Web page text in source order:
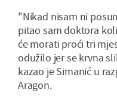
"Nikad nisam ni
pitao sam doktora
će morati proći tri
odužilo jer se krvna
kazao je Simanić u
Aragon.